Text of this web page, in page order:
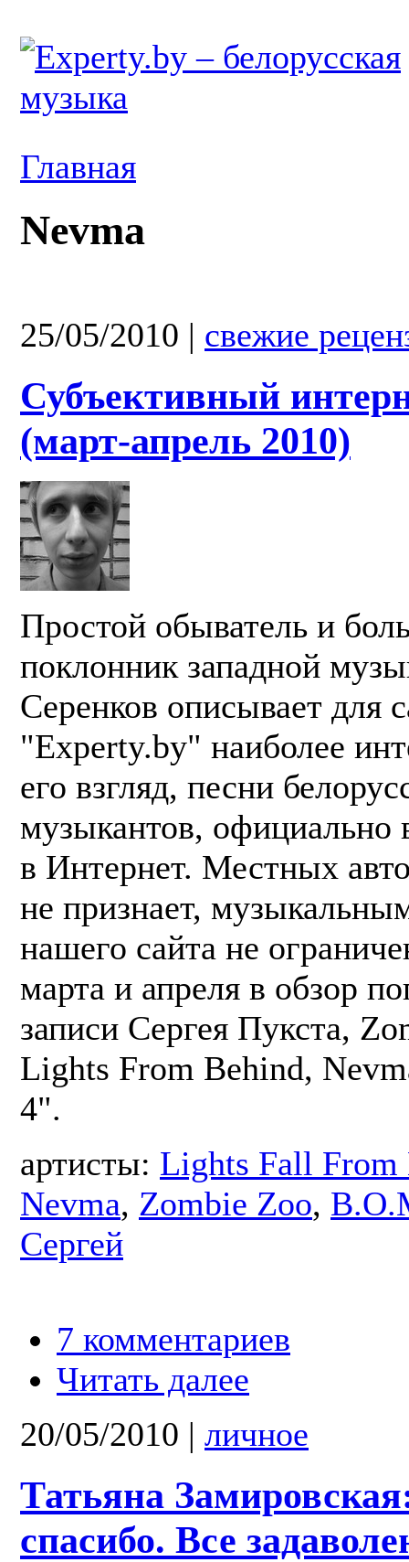
Главная
Nevma
25/05/2010 | свежие
Субъективный
(март-апрель 2010)
Простой обыватель и
поклонник западной
Серенков описывает для
"Experty.by" наиболее
его взгляд, песни
музыкантов,
в Интернет. Местных
не признает,
нашего сайта не
марта и апреля в обзор
записи Сергея Пукста,
Lights From Behind,
4".
артисты: Lights Fall From
Nevma, Zombie Zoo,
Сергей
7 комментариев
Читать далее
20/05/2010 | личное
Татьяна
спасибо. Все